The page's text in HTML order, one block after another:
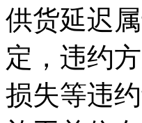
供货延迟
定，违约
损失等违